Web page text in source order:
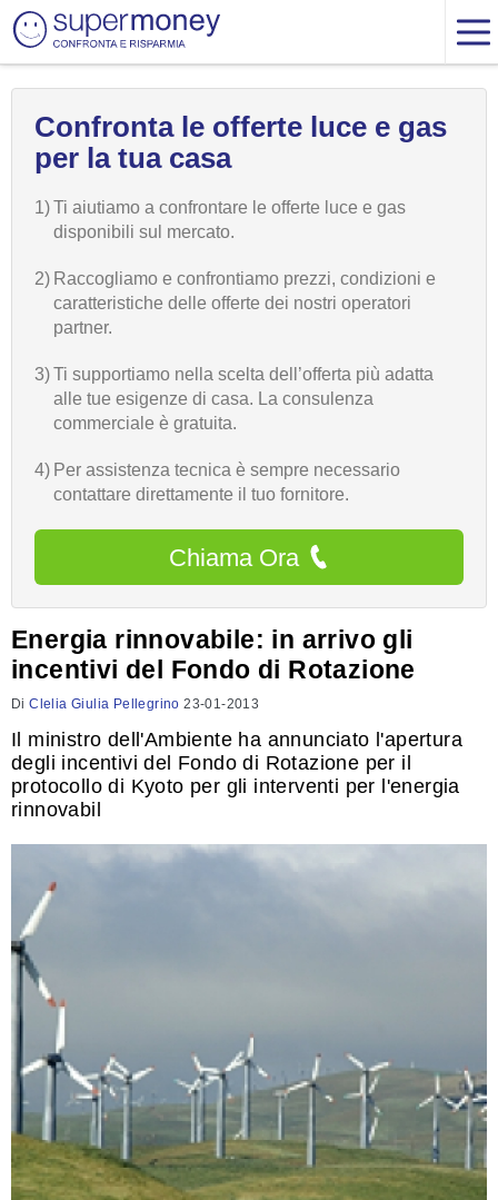
Confronta le offerte luce e gas
per la tua casa
1)Ti aiutiamo a confrontare le offerte luce e gas
disponibili sul mercato.
2) Raccogliamo e confrontiamo prezzi, condizioni e
caratteristiche delle offerte dei nostri operatori
partner.
3)Ti supportiamo nella scelta dell’offerta più adatta
alle tue esigenze di casa. La consulenza
commerciale è gratuita.
4) Per assistenza tecnica è sempre necessario
contattare direttamente il tuo fornitore.
Chiama Ora
Energia rinnovabile: in arrivo gli
incentivi del Fondo di Rotazione
DiClelia Giulia Pellegrino 23-01-2013
Il ministro dell'Ambiente ha annunciato l'apertura
degli incentivi del Fondo di Rotazione per il
protocollo di Kyoto per gli interventi per l'energia
rinnovabil